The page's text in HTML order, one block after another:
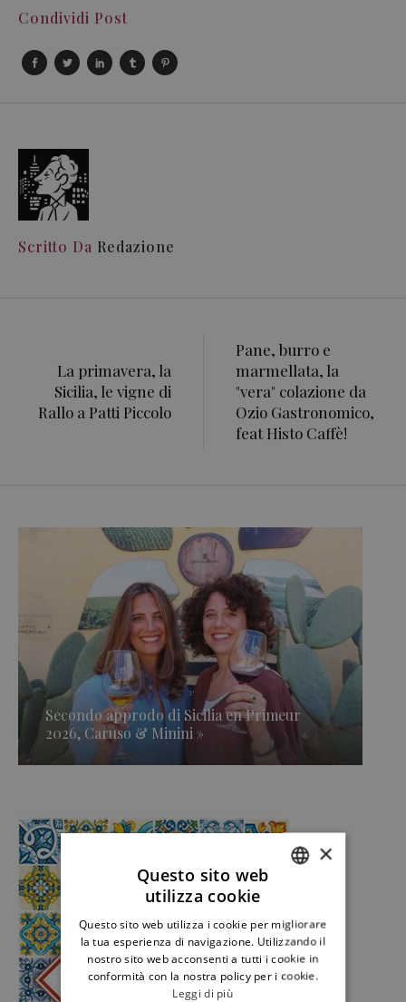
Condividi Post
Scritto Da Redazione
La primavera, la
Sicilia, le vigne di
Rallo a Patti Piccolo
Pane, burro e
marmellata, la
"vera" colazione da
Ozio Gastronomico,
feat Histo Caffè!
Secondo approdo di Sicilia en Primeur
2026, Caruso & Minini »
ENGLISH
×
Questo sito web
utilizza cookie
Questo sito web utilizza i cookie per migliorare
la tua esperienza di navigazione. Utilizzando il
nostro sito web acconsenti a tutti i cookie in
conformità con la nostra policy per i cookie.
Leggi di più